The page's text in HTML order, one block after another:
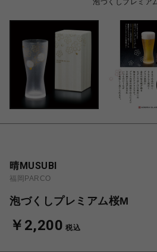
泡づくしプレミア
晴MUSUBI
福岡PARCO
泡づくしプレミアム桜M
￥2,200 税込